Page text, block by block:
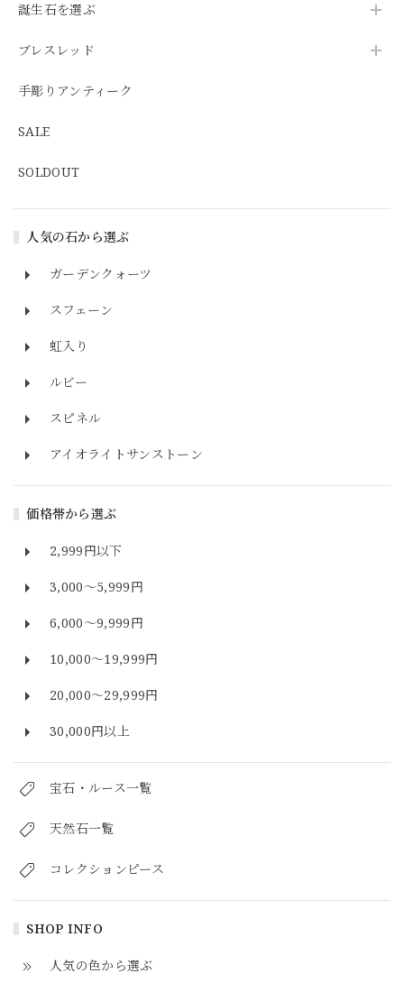
誕生石を選ぶ
ブレスレッド
手彫りアンティーク
SALE
SOLDOUT
人気の石から選ぶ
ガーデンクォーツ
スフェーン
虹入り
ルビー
スピネル
アイオライトサンストーン
価格帯から選ぶ
2,999円以下
3,000～5,999円
6,000～9,999円
10,000～19,999円
20,000～29,999円
30,000円以上
宝石・ルース一覧
天然石一覧
コレクションピース
SHOP INFO
人気の色から選ぶ